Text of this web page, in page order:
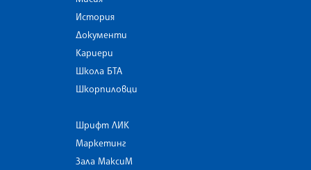
История
Документи
Кариери
Школа БТА
Шкорпиловци
Шрифт ЛИК
Маркетинг
Зала МаксиМ